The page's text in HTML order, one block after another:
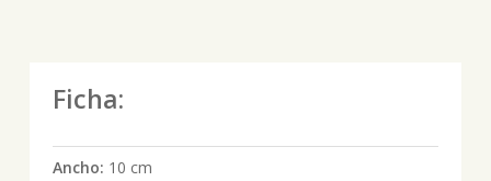
Ficha:
Ancho: 10 cm